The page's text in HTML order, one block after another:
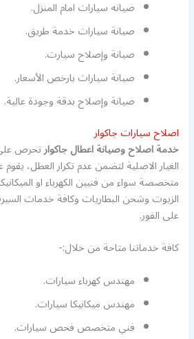
صيانه سيارات امام المنزل.
صيانة سيارات خدمة طريق.
صيانة وإصلاح سيارت.
صيانة سيارات بارخص الأسعار.
صيانة وإصلاح بدقة وجودة عالية.
اصلاح سيارات جاكوار
خدمة اصلاح وصيانة اعطال جاكوارتحرص على
الغيار الاصلية لتضمن عدم تكرار العطل،
متخصصة سواء من فنيين الكهرباء او
الزيوت وشحن البطاريات وكافة خدمات
على الفور.
كافة خدماتنا متاحة من خلال:-
مهندس كهرباء سيارات.
مهندس ميكانيكا سيارات.
فني متخصص فحص سيارات.